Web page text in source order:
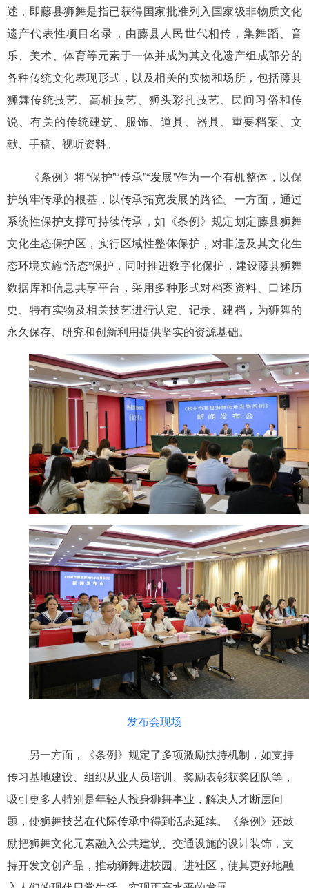
述，即藤县狮舞是指已获得国家批准列入国家级非物质文化
遗产代表性项目名录，由藤县人民世代相传，集舞蹈、音
乐、美术、体育等元素于一体并成为其文化遗产组成部分的
各种传统文化表现形式，以及相关的实物和场所，包括藤县
狮舞传统技艺、高桩技艺、狮头彩扎技艺、民间习俗和传
说、有关的传统建筑、服饰、道具、器具、重要档案、文
献、手稿、视听资料。
《条例》将“保护”“传承”“发展”作为一个有机整体，以保
护筑牢传承的根基，以传承拓宽发展的路径。一方面，通过
系统性保护支撑可持续传承，如《条例》规定划定藤县狮舞
文化生态保护区，实行区域性整体保护，对非遗及其文化生
态环境实施“活态”保护，同时推进数字化保护，建设藤县狮舞
数据库和信息共享平台，采用多种形式对档案资料、口述历
史、特有实物及相关技艺进行认定、记录、建档，为狮舞的
永久保存、研究和创新利用提供坚实的资源基础。
发布会现场
另一方面，《条例》规定了多项激励扶持机制，如支持
传习基地建设、组织从业人员培训、奖励表彰获奖团队等，
吸引更多人特别是年轻人投身狮舞事业，解决人才断层问
题，使狮舞技艺在代际传承中得到活态延续。《条例》还鼓
励把狮舞文化元素融入公共建筑、交通设施的设计装饰，支
持开发文创产品，推动狮舞进校园、进社区，使其更好地融